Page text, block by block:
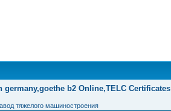
germany,goethe b2 Online,TELC Certificates
тяжелого машиностроения